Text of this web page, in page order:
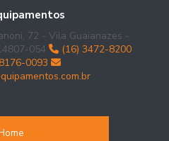
72 - Vila Guaianazes -
054
(16) 3472-8200
0093